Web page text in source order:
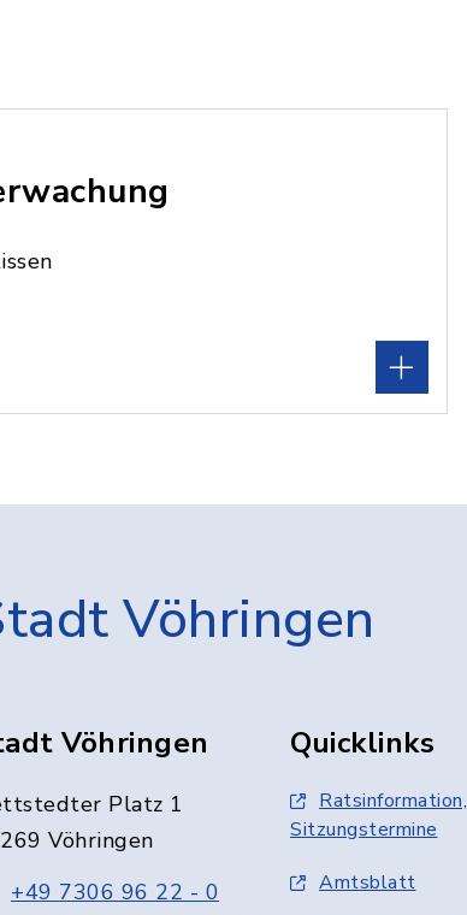
Vöhringen
Vöhringen
Platz 1
Vöhringen
+49 7306 96 22 - 0
Quicklinks
Ratsinformation,
Sitzungstermine
Amtsblatt